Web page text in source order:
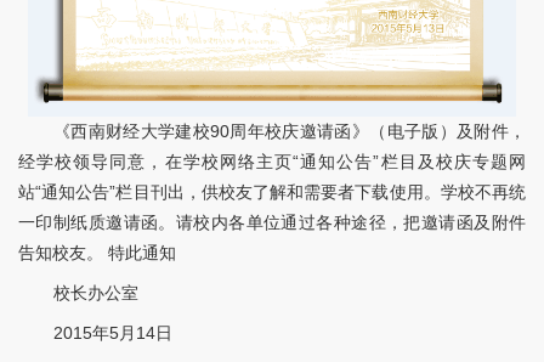
《西南财经大学建校90周年校庆邀请函》（电子版）及附件，
经学校领导同意，在学校网络主页“通知公告”栏目及校庆专题网
站“通知公告”栏目刊出，供校友了解和需要者下载使用。学校不再统
一印制纸质邀请函。请校内各单位通过各种途径，把邀请函及附件
告知校友。 特此通知
校长办公室
2015年5月14日